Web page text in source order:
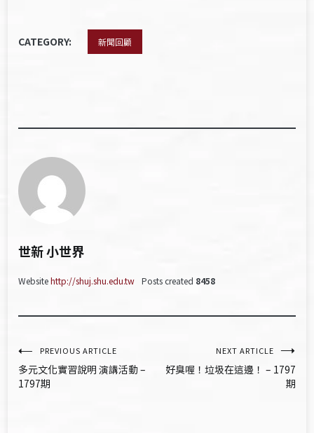
CATEGORY: 新聞回顧
世新 小世界
Websitehttp://shuj.shu.edu.tw Posts created 8458
文
章
PREVIOUS ARTICLE
多元文化實習說明 演講活動 –
1797期
NEXT ARTICLE
好臭喔！垃圾在這邊！ – 1797
期